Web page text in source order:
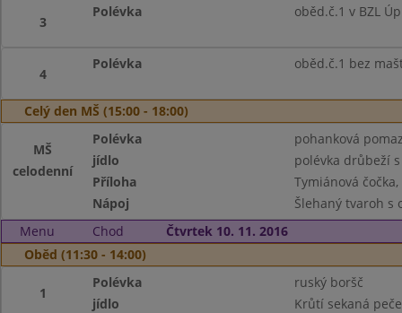
3
Polévka oběd.č.1 v BZL
4
Polévka oběd.č.1 bez
Celý den MŠ (15:00 - 18:00)
MŠ
celodenní
Polévka
pohanková
jídlo
polévka drůbeží
Příloha
Tymiánová
Nápoj
Šlehaný tvaroh s
Menu
Chod
Čtvrtek 10. 11. 2016
Oběd (11:30 - 14:00)
1
Polévka
ruský boršč
jídlo
Krůtí sekaná